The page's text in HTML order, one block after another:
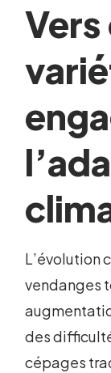
L’évolution
vendanges
des
cépages